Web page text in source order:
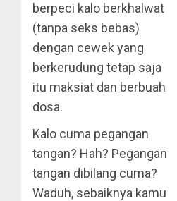
berpeci kalo berkhalwat
(tanpa seks bebas)
dengan cewek yang
berkerudung tetap saja
itu maksiat dan berbuah
dosa.
Kalo cuma pegangan
tangan? Hah? Pegangan
tangan dibilang cuma?
Waduh, sebaiknya kamu